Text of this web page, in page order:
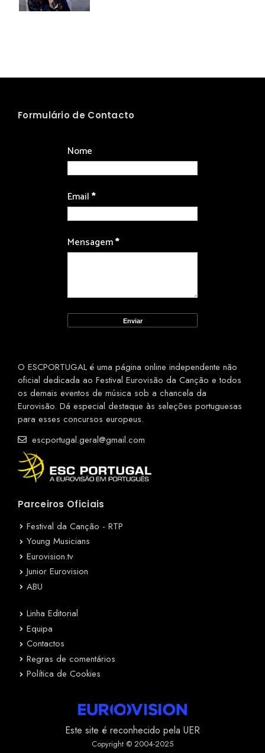
Formulário de Contacto
Nome
Email*
Mensagem*
O ESCPORTUGAL é uma página online independente não
oficial dedicada ao Festival Eurovisão da Canção e todos
os demais eventos de música sob a chancela da
Eurovisão. Dá especial destaque às seleções portuguesas
para esses concursos europeus.
escportugal.geral@gmail.com
Parceiros Oficiais
Festival da Canção - RTP
Young Musicians
Eurovision.tv
Junior Eurovision
ABU
Linha Editorial
Equipa
Contactos
Regras de comentários
Política de Cookies
Este site é reconhecido pela UER
Copyright © 2004-2025